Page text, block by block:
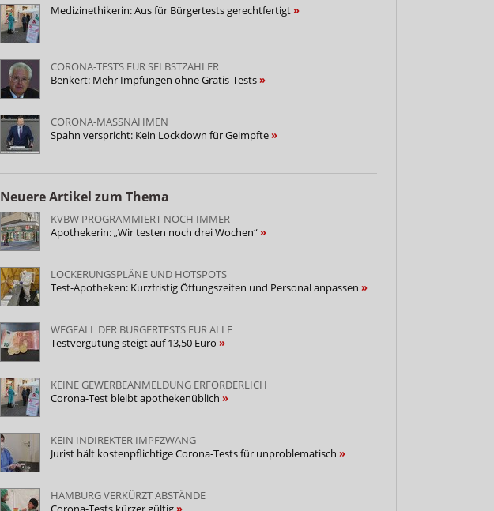
Medizinethikerin: Aus für Bürgertests gerechtfertigt
CORONA-TESTS FÜR SELBSTZAHLER
Benkert: Mehr Impfungen ohne Gratis-Tests
CORONA-MASSNAHMEN
Spahn verspricht: Kein Lockdown für Geimpfte
Neuere Artikel zum Thema
KVBW PROGRAMMIERT NOCH IMMER
Apothekerin: „Wir testen noch drei Wochen“
LOCKERUNGSPLÄNE UND HOTSPOTS
Test-Apotheken: Kurzfristig Öffungszeiten und Personal anpassen
WEGFALL DER BÜRGERTESTS FÜR ALLE
Testvergütung steigt auf 13,50 Euro
KEINE GEWERBEANMELDUNG ERFORDERLICH
Corona-Test bleibt apothekenüblich
KEIN INDIREKTER IMPFZWANG
Jurist hält kostenpflichtige Corona-Tests für unproblematisch
HAMBURG VERKÜRZT ABSTÄNDE